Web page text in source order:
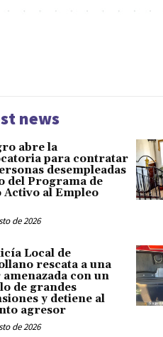
news
abre la
para contratar
desempleadas
del Programa de
Activo al Empleo
de 2026
Local de
rescata a una
con un
de grandes
y detiene al
agresor
de 2026